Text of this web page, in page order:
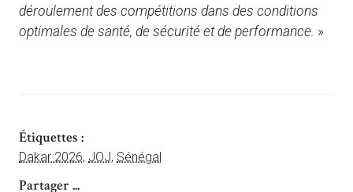
déroulement des compétitions dans des conditions
optimales de santé, de sécurité et de performance. »
Étiquettes :
Dakar 2026, JOJ, Sénégal
Partager ...